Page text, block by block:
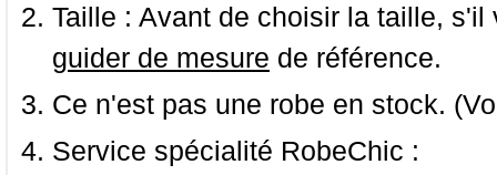
Taille : Avant de choisir la taille,
guider de mesure de référence.
Ce n'est pas une robe en stock.
Service spécialité RobeChic :